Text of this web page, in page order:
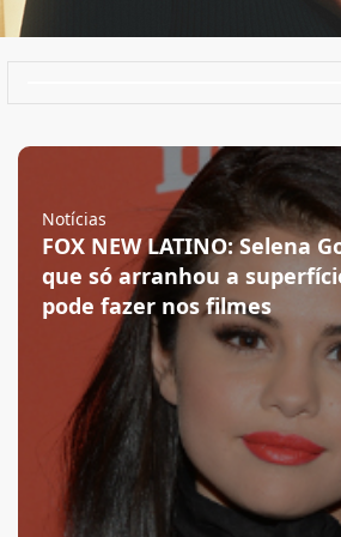
Notícias
FOX NEW LATINO: Selena
que só arranhou a
pode fazer nos filmes